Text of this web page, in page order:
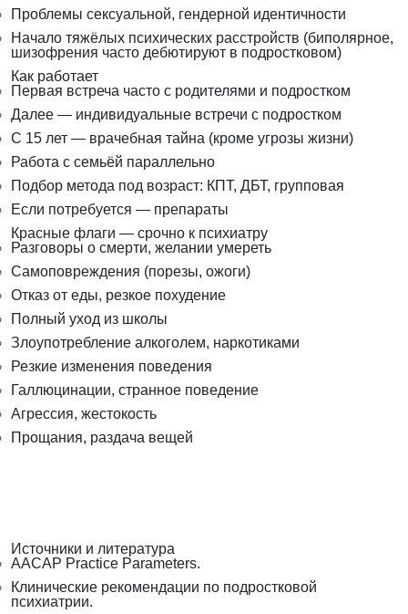
Проблемы сексуальной, гендерной идентичности
Начало тяжёлых психических расстройств (биполярное,
шизофрения часто дебютируют в подростковом)
Как работает
Первая встреча часто с родителями и подростком
Далее — индивидуальные встречи с подростком
С 15 лет — врачебная тайна (кроме угрозы жизни)
Работа с семьёй параллельно
Подбор метода под возраст: КПТ, ДБТ, групповая
Если потребуется — препараты
Красные флаги — срочно к психиатру
Разговоры о смерти, желании умереть
Самоповреждения (порезы, ожоги)
Отказ от еды, резкое похудение
Полный уход из школы
Злоупотребление алкоголем, наркотиками
Резкие изменения поведения
Галлюцинации, странное поведение
Агрессия, жестокость
Прощания, раздача вещей
Источники и литература
AACAP Practice Parameters.
Клинические рекомендации по подростковой
психиатрии.